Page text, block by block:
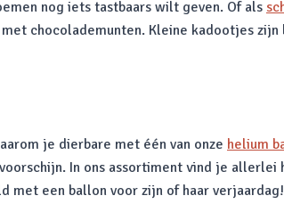
nog iets tastbaars wilt geven. Of als
chocolademunten. Kleine kadootjes
je dierbare met één van onze helium
In ons assortiment vind je
met een ballon voor zijn of haar